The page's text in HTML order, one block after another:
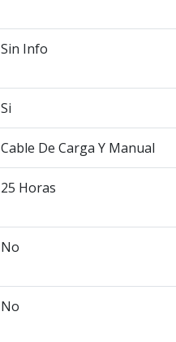
Sin Info
Si
Cable De Carga Y Manual
25 Horas
No
No